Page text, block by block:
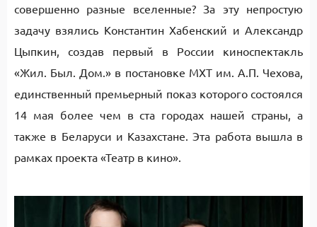
совершенно разные вселенные? За эту непростую
задачу взялись Константин Хабенский и Александр
Цыпкин, создав первый в России киноспектакль
«Жил. Был. Дом.» в постановке МХТ им. А.П. Чехова,
единственный премьерный показ которого состоялся
14 мая более чем в ста городах нашей страны, а
также в Беларуси и Казахстане. Эта работа вышла в
рамках проекта «Театр в кино».